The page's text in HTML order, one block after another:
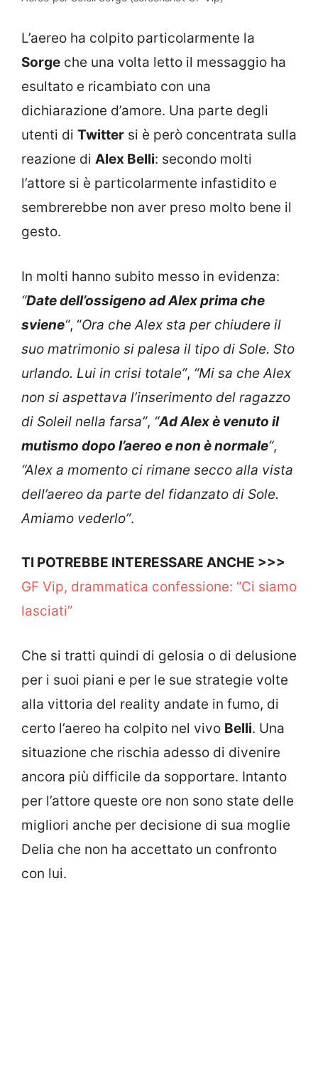
L’aereo ha colpito particolarmente la
Sorge che una volta letto il messaggio ha
esultato e ricambiato con una
dichiarazione d’amore. Una parte degli
utenti di Twitter si è però concentrata sulla
reazione di Alex Belli: secondo molti
l’attore si è particolarmente infastidito e
sembrerebbe non aver preso molto bene il
gesto.
In molti hanno subito messo in evidenza:
“Date dell’ossigeno ad Alex prima che
sviene“, “Ora che Alex sta per chiudere il
suo matrimonio si palesa il tipo di Sole. Sto
urlando. Lui in crisi totale”, “Mi sa che Alex
non si aspettava l’inserimento del ragazzo
di Soleil nella farsa”, “AdAlexè venuto il
mutismo dopo l’aereo e non è normale“,
“Alex a momento ci rimane secco alla vista
dell’aereo da parte del fidanzato di Sole.
Amiamo vederlo”.
TI POTREBBE INTERESSARE ANCHE >>>
GF Vip, drammatica confessione: “Ci siamo
lasciati”
Che si tratti quindi di gelosia o di delusione
per i suoi piani e per le sue strategie volte
alla vittoria del reality andate in fumo, di
certo l’aereo ha colpito nel vivo Belli. Una
situazione che rischia adesso di divenire
ancora più difficile da sopportare. Intanto
per l’attore queste ore non sono state delle
migliori anche per decisione di sua moglie
Delia che non ha accettato un confronto
con lui.